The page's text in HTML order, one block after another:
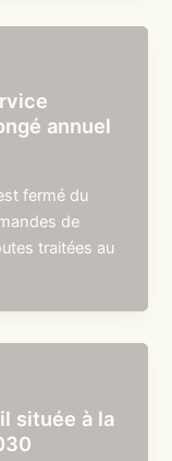
annuel
fermé du
de
traitées au
située à la